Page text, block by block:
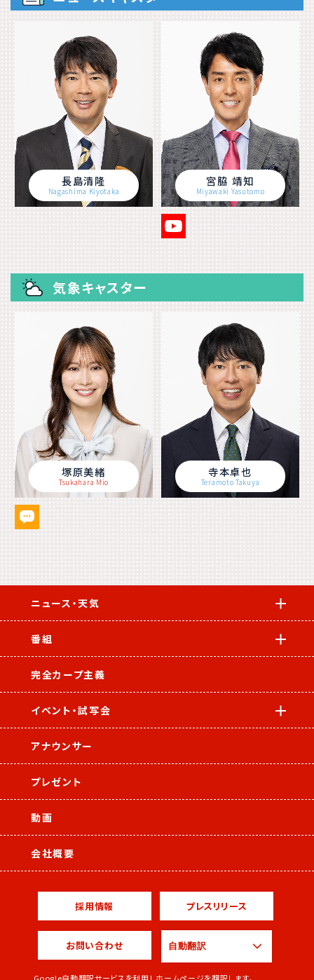
長島清隆
Nagashima Kiyotaka
宮脇 靖知
Miyawaki Yasutomo
気象キャスター
塚原美緒
Tsukahara Mio
寺本卓也
Teramoto Takuya
ニュース・天気
番組
完全カープ主義
イベント・試写会
アナウンサー
プレゼント
動画
会社概要
採用情報 プレスリリース
お問い合わせ